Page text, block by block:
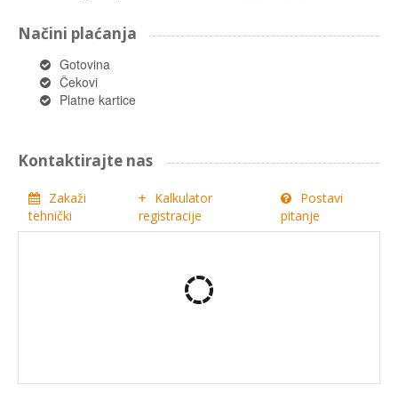
Načini plaćanja
Gotovina
Čekovi
Platne kartice
Kontaktirajte nas
Zakaži
tehnički
Kalkulator
registracije
Postavi
pitanje